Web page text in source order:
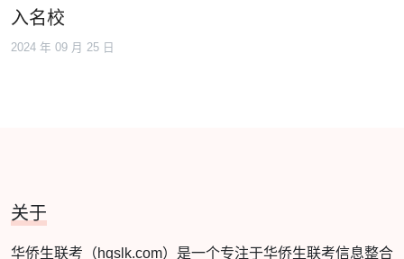
入名校
2024 年 09 月 25 日
关于
华侨生联考（hqslk.com）是一个专注于华侨生联考信息整合